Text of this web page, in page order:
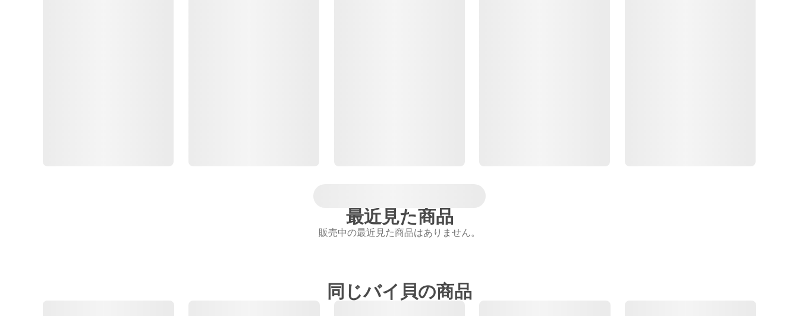
最近見た商品
販売中の最近見た商品はありません。
同じバイ貝の商品